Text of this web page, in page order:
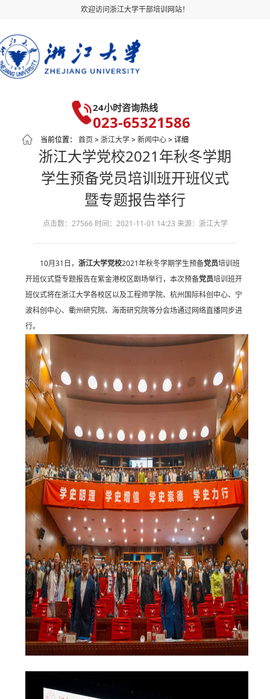
欢迎访问浙江大学干部培训网站！
24小时咨询热线
023-65321586
当前位置： 首页>浙江大学>新闻中心> 详细
浙江大学党校2021年秋冬学期
学生预备党员培训班开班仪式
暨专题报告举行
点击数：27566 时间：2021-11-01 14:23 来源：浙江大学
10月31日， 浙江大学党校2021年秋冬学期学生预备党员培训班
开班仪式暨专题报告在紫金港校区剧场举行，本次预备党员培训班开
班仪式将在浙江大学各校区以及工程师学院、杭州国际科创中心、宁
波科创中心、衢州研究院、海南研究院等分会场通过网络直播同步进
行。